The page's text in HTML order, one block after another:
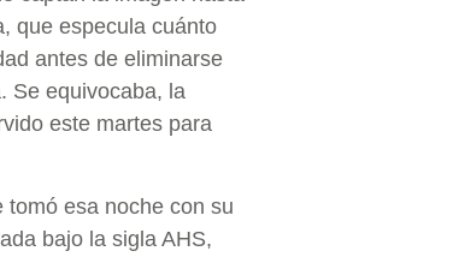
que especula cuánto
antes de eliminarse
Se equivocaba, la
este martes para
esa noche con su
bajo la sigla AHS,